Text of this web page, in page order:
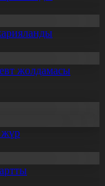
жолдамасы
жүр